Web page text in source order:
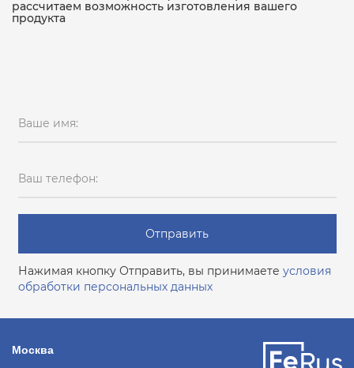
рассчитаем возможность изготовления вашего
продукта
Ваше имя:
Ваш телефон:
Отправить
Нажимая кнопку Отправить, вы принимаете условия
обработки персональных данных
Москва